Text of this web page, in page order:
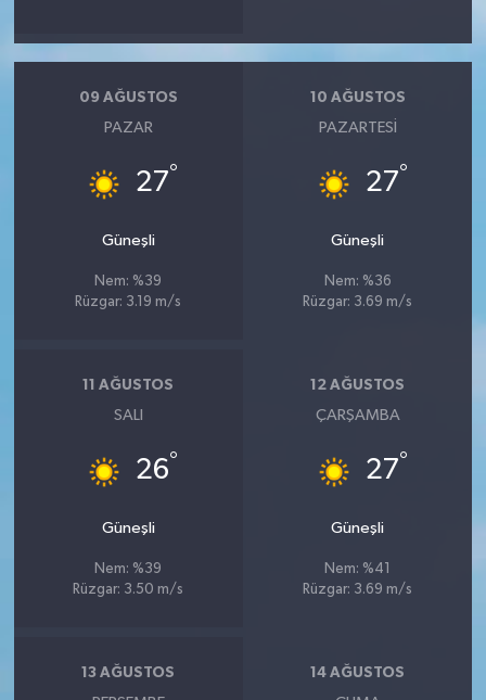
09 AĞUSTOS
PAZAR
27°
Güneşli
Nem: %39
Rüzgar: 3.19 m/s
10 AĞUSTOS
PAZARTESI
27°
Güneşli
Nem: %36
Rüzgar: 3.69 m/s
11 AĞUSTOS
SALI
26°
Güneşli
Nem: %39
Rüzgar: 3.50 m/s
12 AĞUSTOS
ÇARŞAMBA
27°
Güneşli
Nem: %41
Rüzgar: 3.69 m/s
13 AĞUSTOS 14 AĞUSTOS